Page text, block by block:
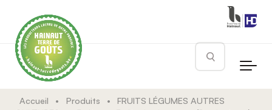
Rechercher
Accueil • Produits •
FRUITS LÉGUMES AUTRES